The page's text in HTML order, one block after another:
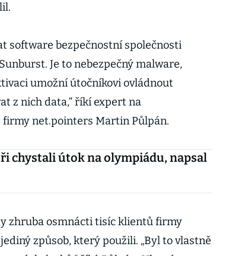
software bezpečnostní společnosti
Je to nebezpečný malware,
umožní útočníkovi ovládnout
z nich data,“ říkí expert na
firmy net.pointers Martin Půlpán.
chystali útok na olympiádu, napsal
zhruba osmnácti tisíc klientů firmy
způsob, který použili. „Byl to vlastně